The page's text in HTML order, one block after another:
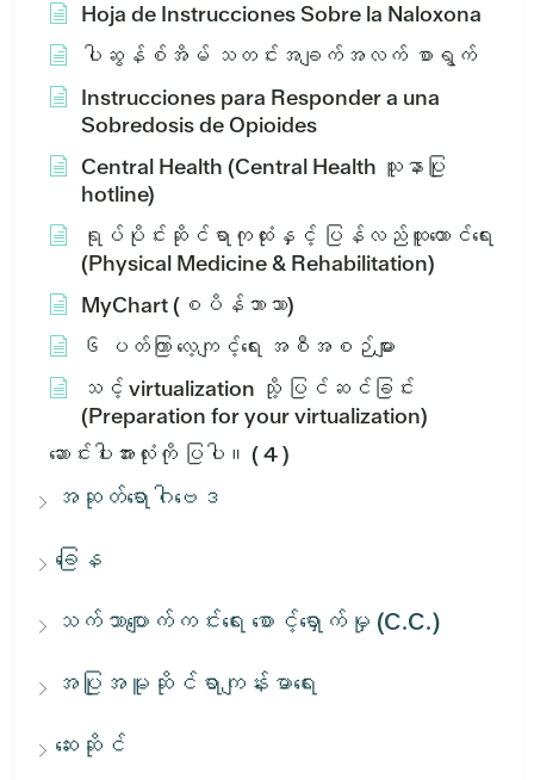
Hoja de Instrucciones Sobre la Naloxona
ပါဆွန်စ်အိမ် သတင်းအချက်အလက် စာရွက်
Instrucciones para Responder a una
Sobredosis de Opioides
Central Health (Central Health သူနာပြု
hotline)
ရုပ်ပိုင်းဆိုင်ရာကုထုံးနှင့် ပြန်လည်ထူထောင်ရေး
(Physical Medicine & Rehabilitation)
MyChart (စပိန်ဘာသာ)
၆ ပတ်ကြာ လေ့ကျင့်ရေး အစီအစဉ်များ
သင့် virtualization သို့ ပြင်ဆင်ခြင်း
(Preparation for your virtualization)
ဆောင်းပါးအားလုံးကို ပြပါ။ ( 4 )
အဆုတ်ရောဂါဗေဒ
ခြေန
သက်သာပျောက်ကင်းရေး စောင့်ရှောက်မှု (C.C.)
အပြုအမူဆိုင်ရာကျန်းမာရေး
ဆေးဆိုင်